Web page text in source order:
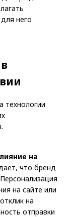
него
технологии
на
что бренд
на сайте или
на
отправки